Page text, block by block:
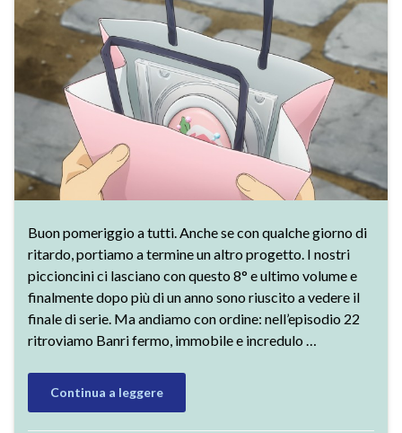
Buon pomeriggio a tutti. Anche se con qualche giorno di
ritardo, portiamo a termine un altro progetto. I nostri
piccioncini ci lasciano con questo 8° e ultimo volume e
finalmente dopo più di un anno sono riuscito a vedere il
finale di serie. Ma andiamo con ordine: nell’episodio 22
ritroviamo Banri fermo, immobile e incredulo …
Continua a leggere